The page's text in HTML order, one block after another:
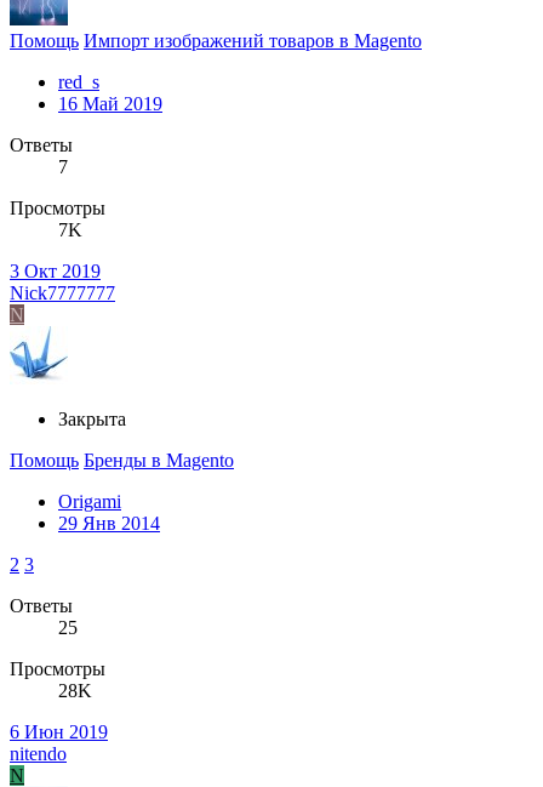
Помощь Импорт изображений товаров в Magento
red_s
16 Май 2019
Ответы
7
Просмотры
7K
3 Окт 2019
Nick7777777
N
Закрыта
Помощь Бренды в Magento
Origami
29 Янв 2014
2 3
Ответы
25
Просмотры
28K
6 Июн 2019
nitendo
N